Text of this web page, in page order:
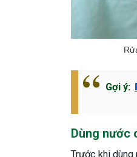
Gợi ý:
Dùng nước
Trước khi